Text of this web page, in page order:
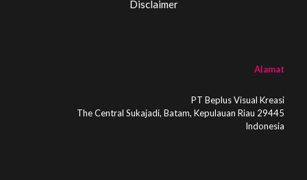
Disclaimer
Alamat
PT Beplus Visual Kreasi
The Central Sukajadi, Batam, Kepulauan Riau 29445
Indonesia